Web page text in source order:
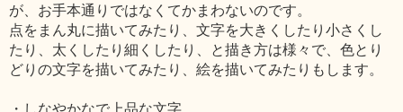
が、お手本通りではなくてかまわないのです。
点をまん丸に描いてみたり、文字を大きくしたり小さくし
たり、太くしたり細くしたり、と描き方は様々で、色とり
どりの文字を描いてみたり、絵を描いてみたりもします。
・しなやかなで上品な文字